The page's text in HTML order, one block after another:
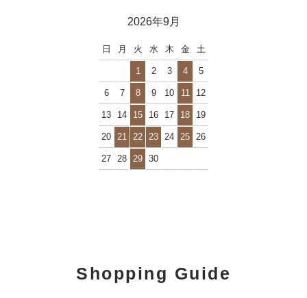
2026年9月
日 月 火 水 木 金 土
1 2 3 4 5
6 7 8 9 10 11 12
13 14 15 16 17 18 19
20 21 22 23 24 25 26
27 28 29 30
Shopping Guide